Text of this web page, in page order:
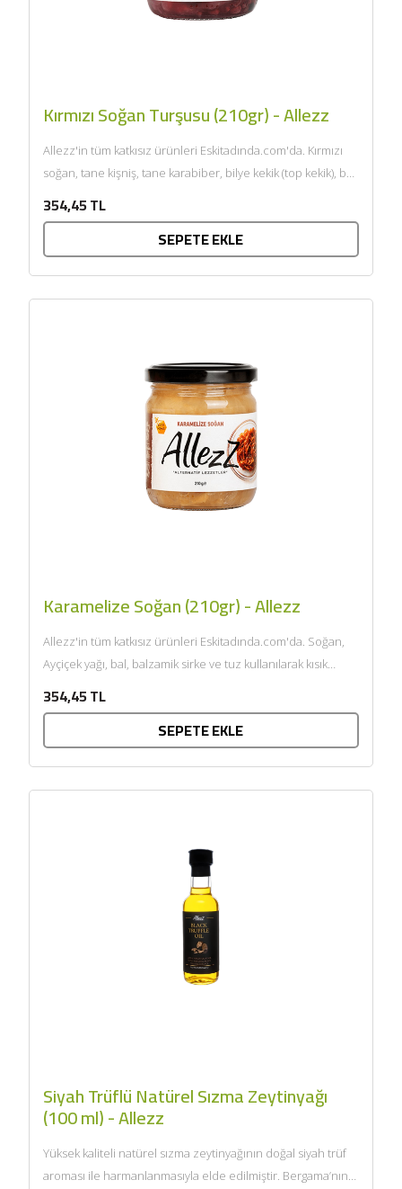
Kırmızı Soğan Turşusu (210gr) - Allezz
Allezz'in tüm katkısız ürünleri Eskitadında.com'da. Kırmızı
soğan, tane kişniş, tane karabiber, bilye kekik (top kekik), bal,
354,45 TL
SEPETE EKLE
Karamelize Soğan (210gr) - Allezz
Allezz'in tüm katkısız ürünleri Eskitadında.com'da. Soğan,
Ayçiçek yağı, bal, balzamik sirke ve tuz kullanılarak kısık
354,45 TL
SEPETE EKLE
Siyah Trüflü Natürel Sızma Zeytinyağı
(100 ml) - Allezz
Yüksek kaliteli natürel sızma zeytinyağının doğal siyah trüf
aroması ile harmanlanmasıyla elde edilmiştir. Bergama’nın